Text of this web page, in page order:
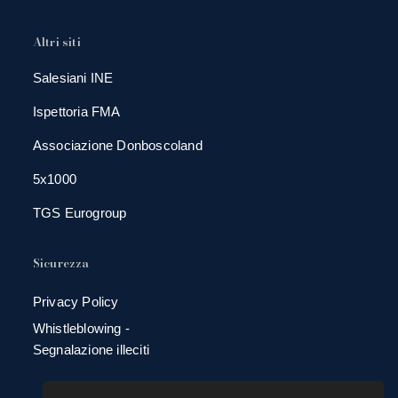
Altri siti
Salesiani INE
Ispettoria FMA
Associazione Donboscoland
5x1000
TGS Eurogroup
Sicurezza
Privacy Policy
Whistleblowing -
Segnalazione illeciti